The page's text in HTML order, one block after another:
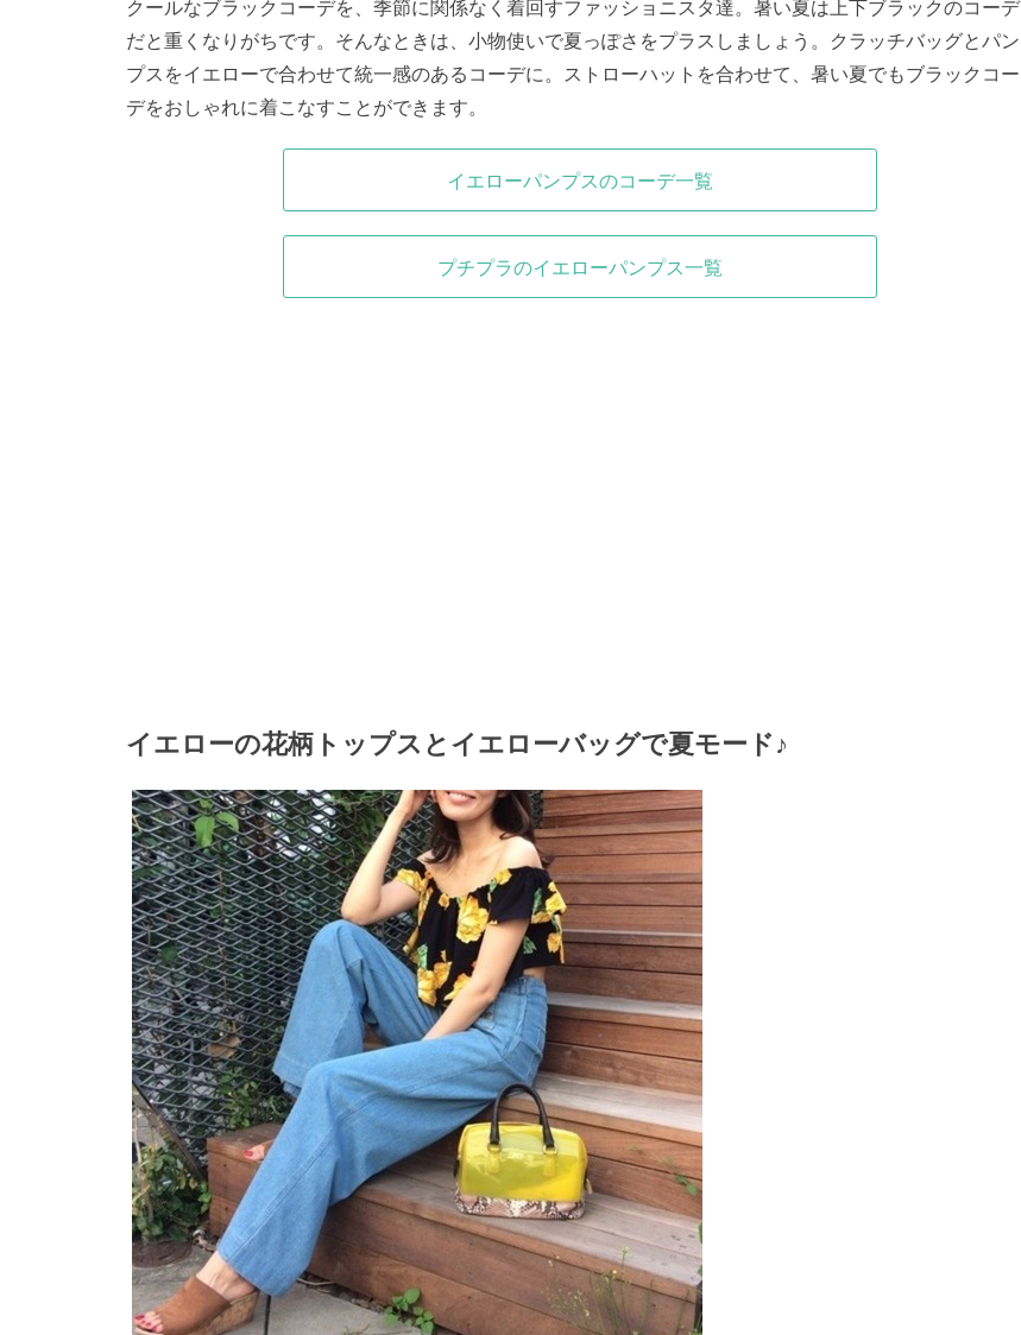
クールなブラックコーデを、季節に関係なく着回すファッショニスタ達。暑い夏は上下ブラックのコーデ
だと重くなりがちです。そんなときは、小物使いで夏っぽさをプラスしましょう。クラッチバッグとパン
プスをイエローで合わせて統一感のあるコーデに。ストローハットを合わせて、暑い夏でもブラックコー
デをおしゃれに着こなすことができます。
イエローパンプスのコーデ一覧
プチプラのイエローパンプス一覧
イエローの花柄トップスとイエローバッグで夏モード♪